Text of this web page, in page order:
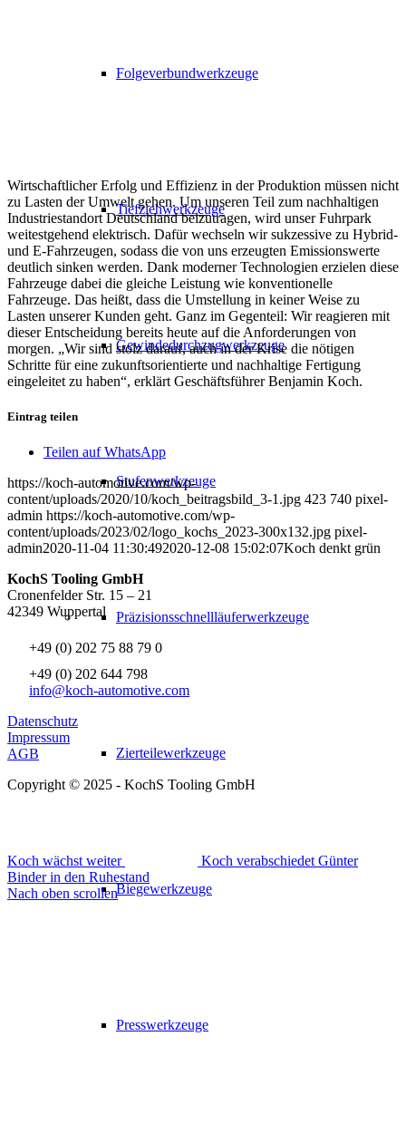
Folgeverbundwerkzeuge
Tiefziehwerkzeuge
Gewindedurchzugwerkzeuge
Stufenwerkzeuge
Präzisionsschnellläuferwerkzeuge
Zierteilewerkzeuge
Biegewerkzeuge
Presswerkzeuge
Wirtschaftlicher Erfolg und Effizienz in der Produktion müssen nicht
zu Lasten der Umwelt gehen. Um unseren Teil zum nachhaltigen
Industriestandort Deutschland beizutragen, wird unser Fuhrpark
weitestgehend elektrisch. Dafür wechseln wir sukzessive zu Hybrid-
und E-Fahrzeugen, sodass die von uns erzeugten Emissionswerte
deutlich sinken werden. Dank moderner Technologien erzielen diese
Fahrzeuge dabei die gleiche Leistung wie konventionelle
Fahrzeuge. Das heißt, dass die Umstellung in keiner Weise zu
Lasten unserer Kunden geht. Ganz im Gegenteil: Wir reagieren mit
dieser Entscheidung bereits heute auf die Anforderungen von
morgen. „Wir sind stolz darauf, auch in der Krise die nötigen
Schritte für eine zukunftsorientierte und nachhaltige Fertigung
eingeleitet zu haben“, erklärt Geschäftsführer Benjamin Koch.
Eintrag teilen
Teilen auf WhatsApp
https://koch-automotive.com/wp-
content/uploads/2020/10/koch_beitragsbild_3-1.jpg 423 740 pixel-
admin https://koch-automotive.com/wp-
content/uploads/2023/02/logo_kochs_2023-300x132.jpg pixel-
admin2020-11-04 11:30:492020-12-08 15:02:07Koch denkt grün
KochS Tooling GmbH
Cronenfelder Str. 15 – 21
42349 Wuppertal
+49 (0) 202 75 88 79 0
+49 (0) 202 644 798
info@koch-automotive.com
Datenschutz
Impressum
AGB
Copyright © 2025 - KochS Tooling GmbH
Koch wächst weiter
Koch verabschiedet Günter
Binder in den Ruhestand
Nach oben scrollen